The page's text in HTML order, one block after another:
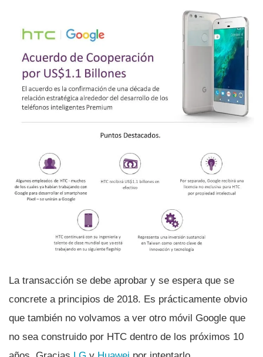
La transacción se debe aprobar y se espera que se
concrete a principios de 2018. Es prácticamente obvio
que también no volvamos a ver otro móvil Google que
no sea construido por HTC dentro de los próximos 10